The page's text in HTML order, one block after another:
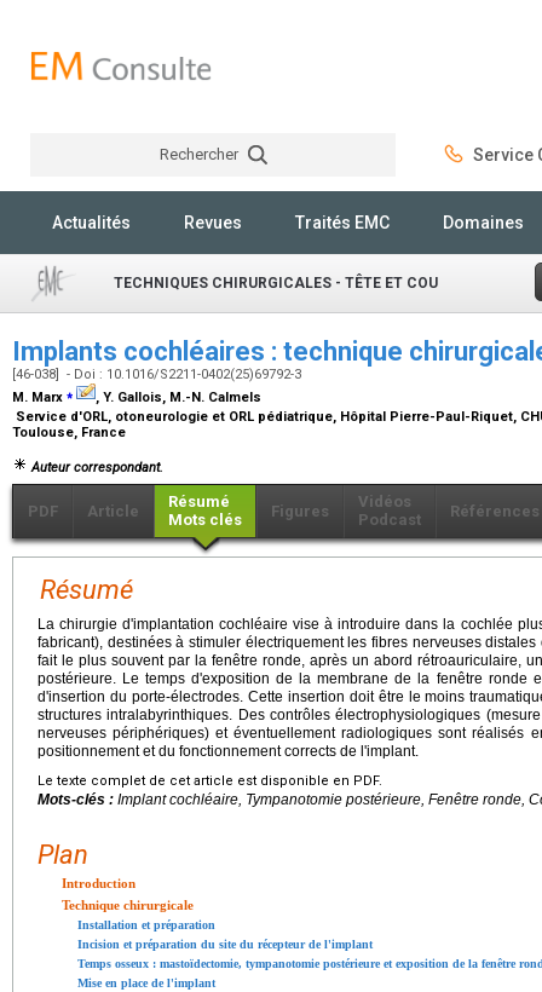
Rechercher Service
Actualités Revues Traités EMC Domaines
TECHNIQUES CHIRURGICALES - TÊTE ET COU
Implants cochléaires : technique
[46-038] - Doi : 10.1016/S2211-0402(25)69792-3
M. Marx ⁎
, Y. Gallois, M.-N. Calmels
Service d'ORL, otoneurologie et ORL pédiatrique, Hôpital Pierre-Paul-Riquet,
Toulouse, France
Auteur correspondant.
PDF Article
Résumé
Mots clés
Figures
Vidéos
Podcast
Références
Résumé
La chirurgie d'implantation cochléaire vise à introduire dans la cochlée
fabricant), destinées à stimuler électriquement les fibres nerveuses
fait le plus souvent par la fenêtre ronde, après un abord rétroauriculaire,
postérieure. Le temps d'exposition de la membrane de la fenêtre ronde
d'insertion du porte-électrodes. Cette insertion doit être le moins
structures intralabyrinthiques. Des contrôles électrophysiologiques
nerveuses périphériques) et éventuellement radiologiques sont réalisés
positionnement et du fonctionnement corrects de l'implant.
Le texte complet de cet article est disponible en PDF.
Mots-clés : Implant cochléaire, Tympanotomie postérieure, Fenêtre ronde,
Plan
Introduction
Technique chirurgicale
Installation et préparation
Incision et préparation du site du récepteur de l'implant
Temps osseux : mastoïdectomie, tympanotomie postérieure et exposition de la fenêtre
Mise en place de l'implant